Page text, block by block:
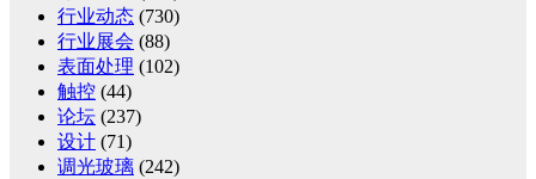
行业动态 (730)
行业展会 (88)
表面处理 (102)
触控 (44)
论坛 (237)
设计 (71)
调光玻璃 (242)